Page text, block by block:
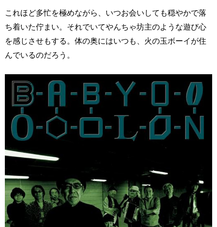
これほど多忙を極めながら、いつお会いしても穏やかで落
ち着いた佇まい。それでいてやんちゃ坊主のような遊び心
を感じさせもする。体の奥にはいつも、火の玉ボーイが住
んでいるのだろう。